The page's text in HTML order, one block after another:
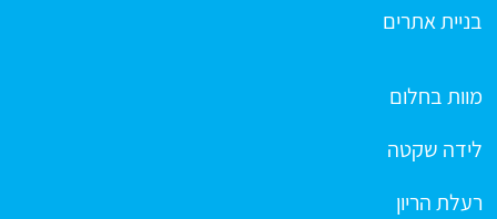
בניית אתרים
מוות בחלום
לידה שקטה
רעלת הריון